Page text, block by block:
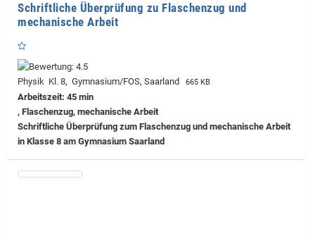
Schriftliche Überprüfung zu Flaschenzug und
mechanische Arbeit
Physik Kl. 8, Gymnasium/FOS, Saarland 665 KB
Arbeitszeit: 45 min
, Flaschenzug, mechanische Arbeit
Schriftliche Überprüfung zum Flaschenzug und mechanische Arbeit
in Klasse 8 am Gymnasium Saarland